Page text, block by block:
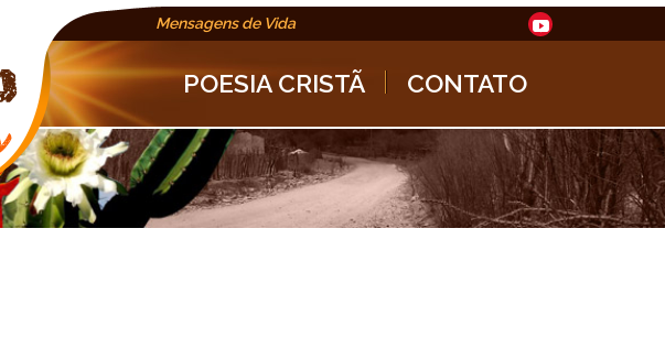
Mensagens de Vida
POESIA CRISTÃ CONTATO